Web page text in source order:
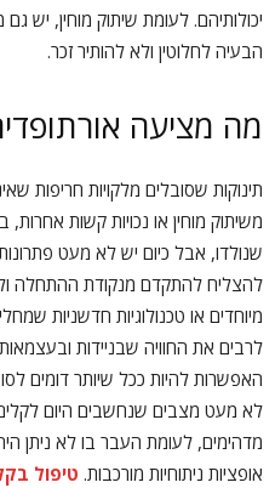
יכולותיהם. לעומת שיתוק מוחין, יש
הבעיה לחלוטין ולא להותיר זכר.
מה מציעה
תינוקות שסובלים מלקויות חריפות
משיתוק מוחין או נכויות קשות
שנולדו, אבל כיום יש לא מעט
להצליח להתקדם מנקודת ההתחלה
מיוחדים או טכנולוגיות חדשניות
לרבים את החוויה שבניידות
האפשרות להיות ככל שיותר דומים
לא מעט מצבים שנחשבים היום
מדהימים, לעומת העבר בו לא ניתן
אופציות ניתוחיות מורכבות. טיפול